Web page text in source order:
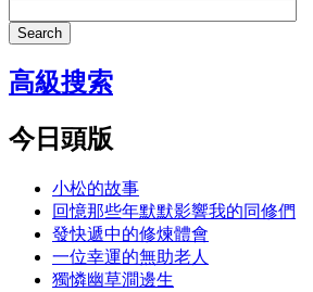
Search
高級搜索
今日頭版
小松的故事
回憶那些年默默影響我的同修們
發快遞中的修煉體會
一位幸運的無助老人
獨憐幽草澗邊生